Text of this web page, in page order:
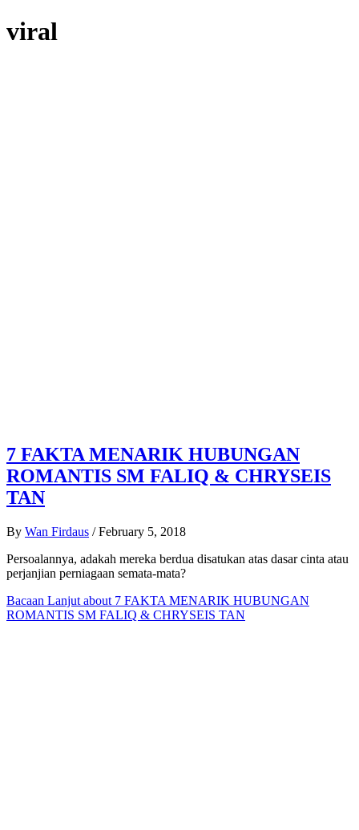
viral
7 FAKTA MENARIK HUBUNGAN
ROMANTIS SM FALIQ & CHRYSEIS
TAN
By Wan Firdaus / February 5, 2018
Persoalannya, adakah mereka berdua disatukan atas dasar cinta atau
perjanjian perniagaan semata-mata?
Bacaan Lanjut about 7 FAKTA MENARIK HUBUNGAN
ROMANTIS SM FALIQ & CHRYSEIS TAN